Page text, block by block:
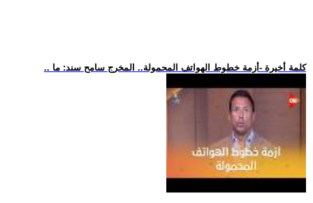
.. كلمة أخيرة -أزمة خطوط الهواتف المحمولة.. المخرج سامح سند: ما